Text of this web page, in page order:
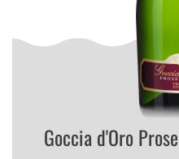
Goccia d'Oro